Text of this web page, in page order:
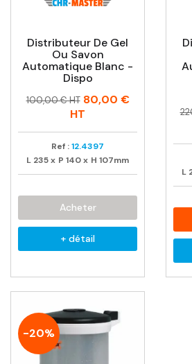
Distributeur De Gel
Ou Savon
Automatique Blanc -
Dispo
Prix
Prix
100,00 € HT 80,00 €
HT
Ref :12.4397
L 235x P 140x H 107mm
Acheter
+ détail
L
-20%